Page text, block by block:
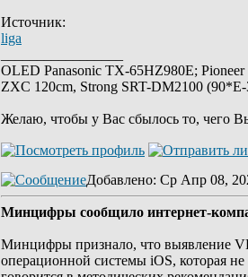
Источник:
liga
OLED Panasonic TX-65HZ980E;
ZXC 120cm, Strong SRT-DM2100
Желаю, чтобы у Вас сбылось то, чего
Добавлено: Ср Апр 08,
Минцифры сообщило интернет-
Минцифры признало, что выявление
операционной системы iOS, которая